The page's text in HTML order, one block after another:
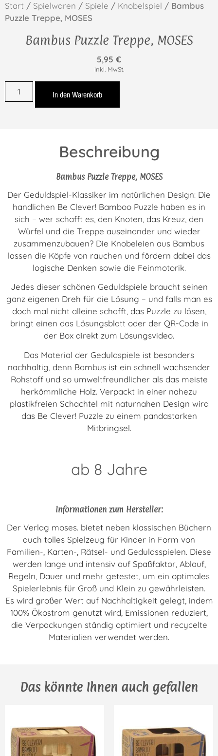
Start / Spielwaren / Spiele / Knobelspiel / Bambus
Puzzle Treppe, MOSES
Bambus Puzzle Treppe, MOSES
5,95 €
inkl. MwSt.
In den Warenkorb
Beschreibung
Bambus Puzzle Treppe, MOSES
Der Geduldspiel-Klassiker im natürlichen Design: Die
handlichen Be Clever! Bamboo Puzzle haben es in
sich – wer schafft es, den Knoten, das Kreuz, den
Würfel und die Treppe auseinander und wieder
zusammenzubauen? Die Knobeleien aus Bambus
lassen die Köpfe von rauchen und fördern dabei das
logische Denken sowie die Feinmotorik.
Jedes dieser schönen Geduldspiele braucht seinen
ganz eigenen Dreh für die Lösung – und falls man es
doch mal nicht alleine schafft, das Puzzle zu lösen,
bringt einen das Lösungsblatt oder der QR-Code in
der Box direkt zum Lösungsvideo.
Das Material der Geduldspiele ist besonders
nachhaltig, denn Bambus ist ein schnell wachsender
Rohstoff und so umweltfreundlicher als das meiste
herkömmliche Holz. Verpackt in einer nahezu
plastikfreien Schachtel mit naturnahen Design wird
das Be Clever! Puzzle zu einem pandastarken
Mitbringsel.
ab 8 Jahre
Informationen zum Hersteller:
Der Verlag moses. bietet neben klassischen Büchern
auch tolles Spielzeug für Kinder in Form von
Familien-, Karten-, Rätsel- und Geduldsspielen. Diese
werden lange und intensiv auf Spaßfaktor, Ablauf,
Regeln, Dauer und mehr getestet, um ein optimales
Spielerlebnis für Groß und Klein zu gewährleisten.
Es wird großer Wert auf Nachhaltigkeit gelegt, indem
100% Ökostrom genutzt wird, Emissionen reduziert,
die Verpackungen ständig optimiert und recycelte
Materialien verwendet werden.
Das könnte Ihnen auch gefallen